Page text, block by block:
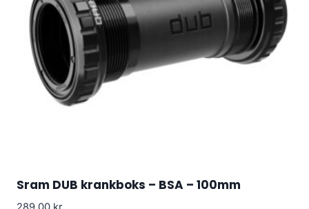
Sram DUB krankboks – BSA – 100mm